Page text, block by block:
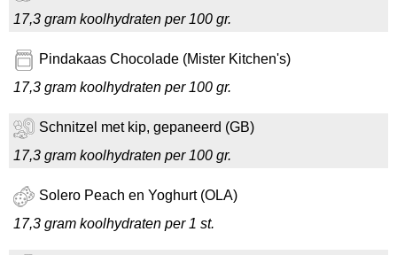
17,3 gram koolhydraten per 100 gr.
Pindakaas Chocolade (Mister Kitchen's)
17,3 gram koolhydraten per 100 gr.
Schnitzel met kip, gepaneerd (GB)
17,3 gram koolhydraten per 100 gr.
Solero Peach en Yoghurt (OLA)
17,3 gram koolhydraten per 1 st.